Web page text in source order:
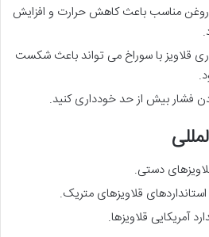
روغن مناسب باعث کاهش حرارت و افزایش
قلاویز با سوراخ می تواند باعث شکست
فشار بیش از حد خودداری کنید.
دستی.
استانداردهای قلاویزهای متریک.
آمریکایی قلاویزها.